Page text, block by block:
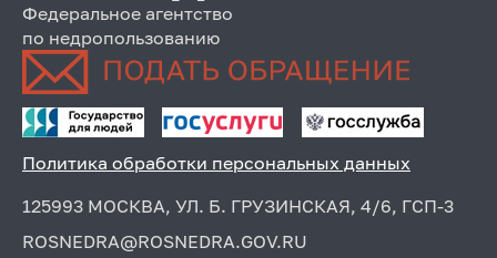
Федеральное агентство
по недропользованию
Политика обработки персональных данных
125993 МОСКВА, УЛ. Б. ГРУЗИНСКАЯ, 4/6, ГСП-3
ROSNEDRA@ROSNEDRA.GOV.RU